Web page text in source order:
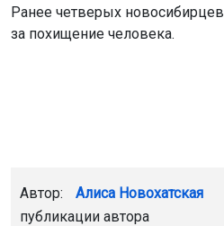
Ранее четверых новосибирцев
за похищение человека.
Автор: Алиса Новохатская
публикации автора